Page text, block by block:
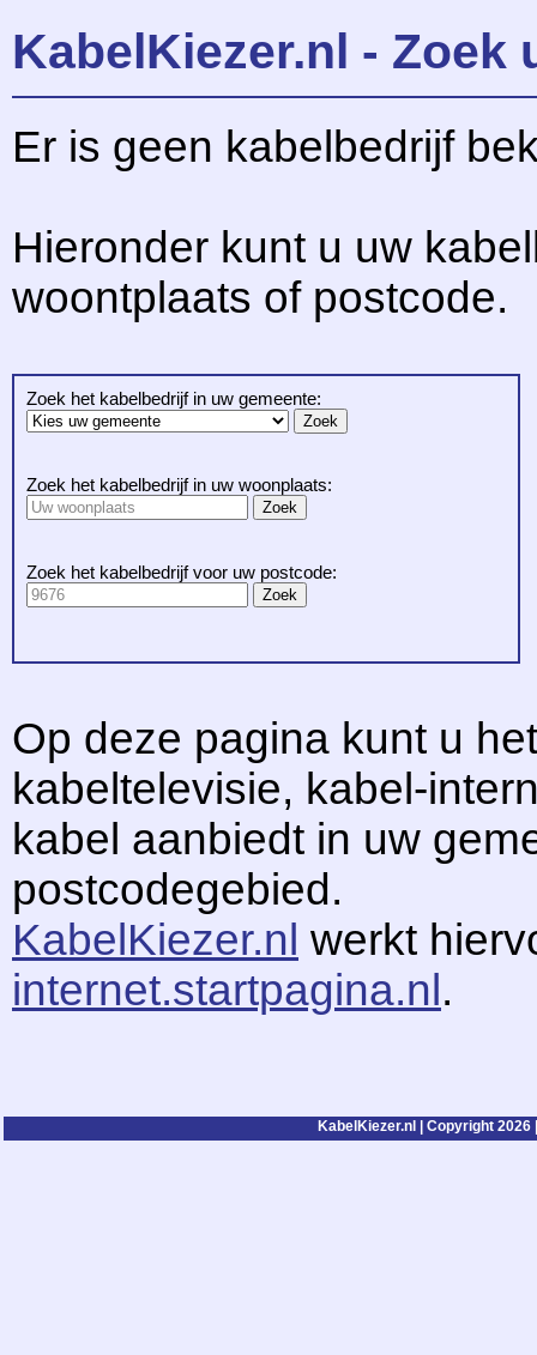
KabelKiezer.nl - Zoek
Er is geen kabelbedrijf
Hieronder kunt u uw
woontplaats of postcode.
Zoek het kabelbedrijf in uw gemeente:
Zoek het kabelbedrijf in uw woonplaats:
Zoek het kabelbedrijf voor uw postcode:
Op deze pagina kunt u
kabeltelevisie, kabel-
kabel aanbiedt in uw
postcodegebied.
KabelKiezer.nl werkt
internet.startpagina.nl.
KabelKiezer.nl | Copyright 2026